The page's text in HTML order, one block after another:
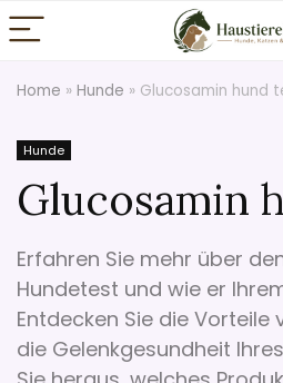
Home » Hunde » Glucosamin hund
Hunde
Glucosamin
Erfahren Sie mehr über
Hundetest und wie er
Entdecken Sie die
die Gelenkgesundheit